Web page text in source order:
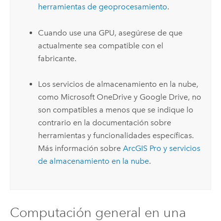
herramientas de geoprocesamiento.
Cuando use una GPU, asegúrese de que
actualmente sea compatible con el
fabricante.
Los servicios de almacenamiento en la nube,
como Microsoft OneDrivey Google Drive, no
son compatibles a menos que se indique lo
contrario en la documentación sobre
herramientas y funcionalidades específicas.
Más información sobre ArcGIS Pro y servicios
de almacenamiento en la nube.
Computación general en una